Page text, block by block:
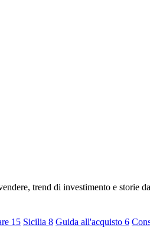
trend di investimento e storie
15 Sicilia 8 Guida all'acquisto 6